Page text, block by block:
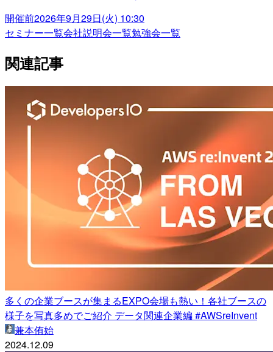
開催前2026年9月29日(火) 10:30
セミナー一覧会社説明会一覧勉強会一覧
関連記事
多くの企業ブースが集まるEXPO会場も熱い！各社ブースの
様子を写真多めでご紹介 データ関連企業編 #AWSreInvent
兼本侑始
2024.12.09